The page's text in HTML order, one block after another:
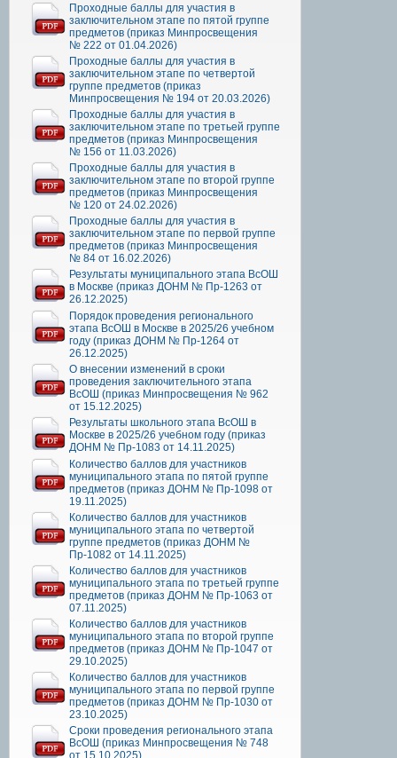
Проходные баллы для участия в
заключительном этапе по пятой группе
предметов (приказ Минпросвещения
№ 222 от 01.04.2026)
Проходные баллы для участия в
заключительном этапе по четвертой
группе предметов (приказ
Минпросвещения № 194 от 20.03.2026)
Проходные баллы для участия в
заключительном этапе по третьей группе
предметов (приказ Минпросвещения
№ 156 от 11.03.2026)
Проходные баллы для участия в
заключительном этапе по второй группе
предметов (приказ Минпросвещения
№ 120 от 24.02.2026)
Проходные баллы для участия в
заключительном этапе по первой группе
предметов (приказ Минпросвещения
№ 84 от 16.02.2026)
Результаты муниципального этапа ВсОШ
в Москве (приказ ДОНМ № Пр-1263 от
26.12.2025)
Порядок проведения регионального
этапа ВсОШ в Москве в 2025/26 учебном
году (приказ ДОНМ № Пр-1264 от
26.12.2025)
О внесении изменений в сроки
проведения заключительного этапа
ВсОШ (приказ Минпросвещения № 962
от 15.12.2025)
Результаты школьного этапа ВсОШ в
Москве в 2025/26 учебном году (приказ
ДОНМ № Пр-1083 от 14.11.2025)
Количество баллов для участников
муниципального этапа по пятой группе
предметов (приказ ДОНМ № Пр-1098 от
19.11.2025)
Количество баллов для участников
муниципального этапа по четвертой
группе предметов (приказ ДОНМ №
Пр-1082 от 14.11.2025)
Количество баллов для участников
муниципального этапа по третьей группе
предметов (приказ ДОНМ № Пр-1063 от
07.11.2025)
Количество баллов для участников
муниципального этапа по второй группе
предметов (приказ ДОНМ № Пр-1047 от
29.10.2025)
Количество баллов для участников
муниципального этапа по первой группе
предметов (приказ ДОНМ № Пр-1030 от
23.10.2025)
Сроки проведения регионального этапа
ВсОШ (приказ Минпросвещения № 748
от 15.10.2025)